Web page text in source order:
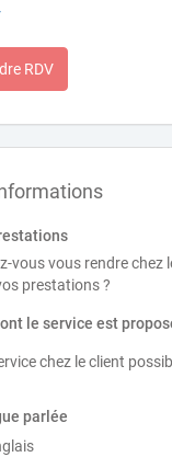
RDV
vous vous rendre chez
prestations ?
le service est
chez le client
parlée